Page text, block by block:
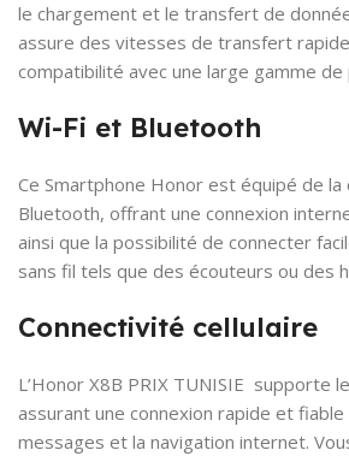
le chargement et le transfert de
assure des vitesses de transfert
compatibilité avec une large gamme
Wi-Fi et Bluetooth
Ce Smartphone Honor est équipé de
Bluetooth, offrant une connexion
ainsi que la possibilité de connecter
sans fil tels que des écouteurs ou des
Connectivité cellulaire
L’Honor X8B PRIX TUNISIE supporte
assurant une connexion rapide et
messages et la navigation internet.